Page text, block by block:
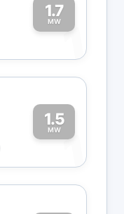
1.7
MW1
1.5
MW1